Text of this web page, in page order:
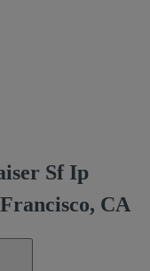
Sf Ip
CA